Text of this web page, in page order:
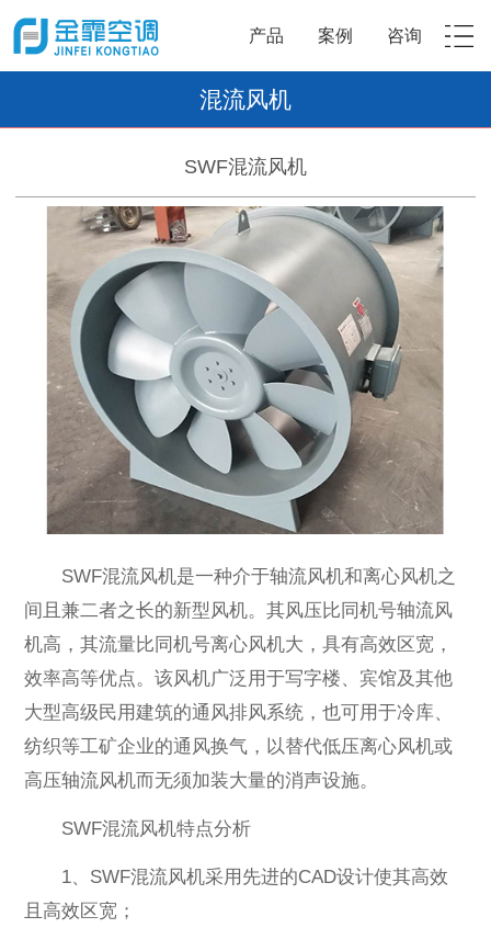
产品 案例 咨询
混流风机
SWF混流风机
SWF混流风机是一种介于轴流风机和离心风机之
间且兼二者之长的新型风机。其风压比同机号轴流风
机高，其流量比同机号离心风机大，具有高效区宽，
效率高等优点。该风机广泛用于写字楼、宾馆及其他
大型高级民用建筑的通风排风系统，也可用于冷库、
纺织等工矿企业的通风换气，以替代低压离心风机或
高压轴流风机而无须加装大量的消声设施。
SWF混流风机特点分析
1、SWF混流风机采用先进的CAD设计使其高效
且高效区宽；